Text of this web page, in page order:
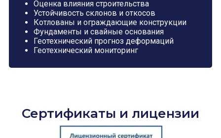
Оценка влияния строительства
Устойчивость склонов и откосов
Котлованы и ограждающие конструкции
Фундаменты и свайные основания
Геотехнический прогноз деформаций
Геотехнический мониторинг
Сертификаты и лицензии